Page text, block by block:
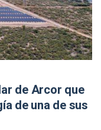
de Arcor que
de una de sus